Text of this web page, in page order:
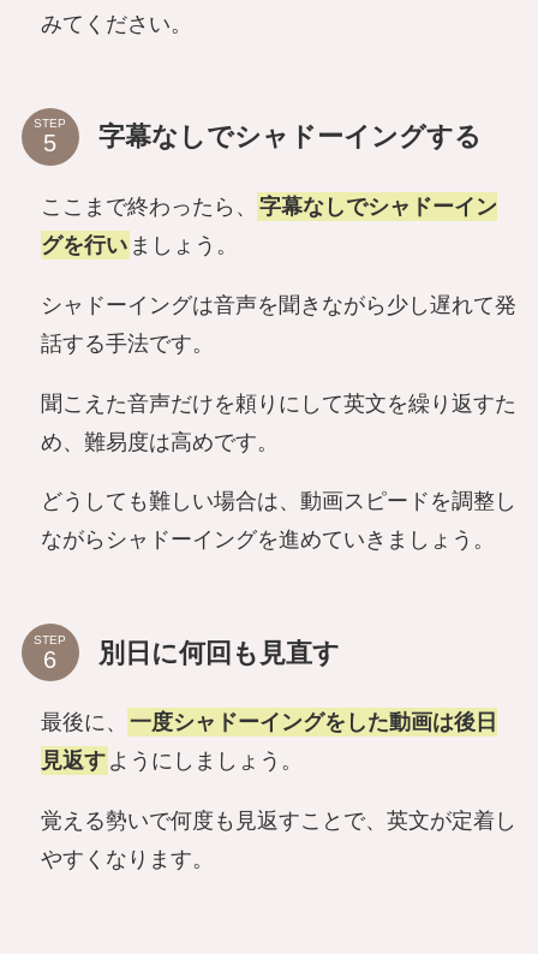
みてください。
STEP 字幕なしでシャドーイングする
ここまで終わったら、
字幕なしでシャドーイン
グを行い ましょう。
シャドーイングは音声を聞きながら少し遅れて発
話する手法です。
聞こえた音声だけを頼りにして英文を繰り返すた
め、難易度は高めです。
どうしても難しい場合は、動画スピードを調整し
ながらシャドーイングを進めていきましょう。
STEP 別日に何回も見直す
最後に、
一度シャドーイングをした動画は後日
見返す ようにしましょう。
覚える勢いで何度も見返すことで、英文が定着し
やすくなります。